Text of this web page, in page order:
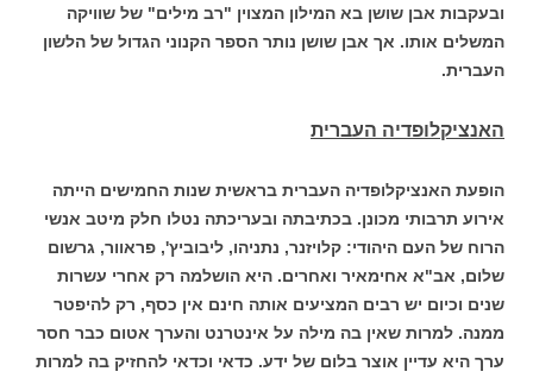
ובעקבות אבן שושן בא המילון המצוין "רב מילים" של שוויקה
המשלים אותו. אך אבן שושן נותר הספר הקנוני הגדול של הלשון
העברית.
האנציקלופדיה העברית
הופעת האנציקלופדיה העברית בראשית שנות החמישים הייתה
אירוע תרבותי מכונן. בכתיבתה ובעריכתה נטלו חלק מיטב אנשי
הרוח של העם היהודי: קלויזנר, נתניהו, ליבוביץ', פראוור, גרשום
שלום, אב"א אחימאיר ואחרים. היא הושלמה רק אחרי עשרות
שנים וכיום יש רבים המציעים אותה חינם אין כסף, רק להיפטר
ממנה. למרות שאין בה מילה על אינטרנט והערך אטום כבר חסר
ערך היא עדיין אוצר בלום של ידע. כדאי וכדאי להחזיק בה למרות